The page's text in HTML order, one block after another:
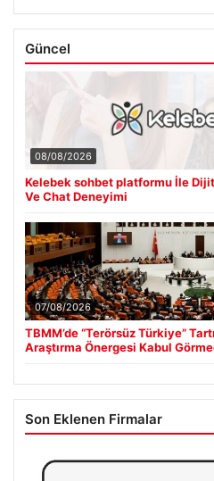
Güncel
08/08/2026
Kelebek sohbet platformu İle
Ve Chat Deneyimi
07/08/2026
TBMM’de “Terörsüz Türkiye”
Araştırma Önergesi Kabul
Son Eklenen Firmalar